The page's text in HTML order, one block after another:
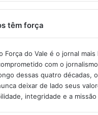
têm força
Força do Vale é o jornal
com o
dessas quatro décadas,
deixar de lado seus
integridade e a